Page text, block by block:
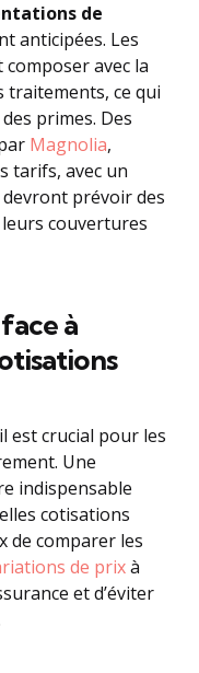
de
anticipées. Les
composer avec la
traitements, ce qui
primes. Des
Magnolia,
tarifs, avec un
prévoir des
couvertures
à
est crucial pour les
Une
indispensable
cotisations
de comparer les
de prixà
et d’éviter